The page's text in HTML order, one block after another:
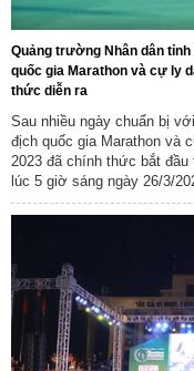
Quảng trường Nhân dân
quốc gia Marathon và cự ly
thức diễn ra
Sau nhiều ngày chuẩn bị
địch quốc gia Marathon và
2023 đã chính thức bắt
lúc 5 giờ sáng ngày 26/3/